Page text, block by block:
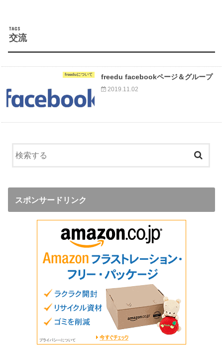
交流
freeduについて freedu facebookページ＆グループ
2019.11.02
スポンサードリンク